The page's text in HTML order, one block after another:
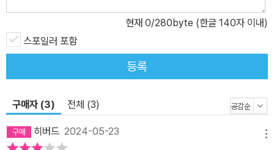
현재 0/280byte (한글 140자 이내)
스포일러 포함
등록
구매자 (3) 전체 (3)
히버드 2024-05-23